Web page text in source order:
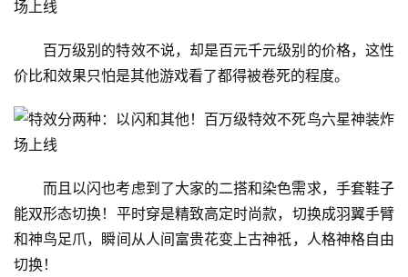
百万级别的特效不说，却是百元千元级别的价格，这性
价比和效果只怕是其他游戏看了都得被卷死的程度。
而且以闪也考虑到了大家的二搭和染色需求，手套鞋子
能双形态切换！平时穿是精致高定时尚款，切换成羽翼手臂
和神鸟足爪，瞬间从人间富贵花变上古神祇，人格神格自由
切换！